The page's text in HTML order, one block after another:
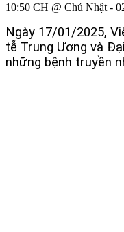
10:50 CH @ Chủ Nhật -
Ngày 17/01/2025,
tễ Trung Ương và
những bệnh truyền